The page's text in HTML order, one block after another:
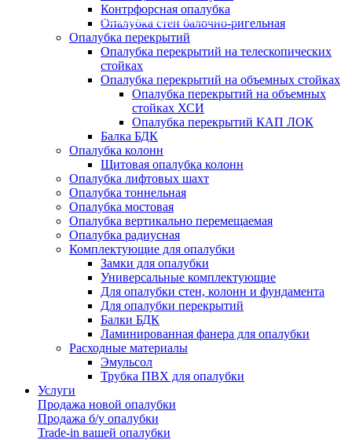
Контрфорсная опалубка
Опалубка стен балочно-ригельная
Опалубка перекрытий
Опалубка перекрытий на телескопических
стойках
Опалубка перекрытий на объемных стойках
Опалубка перекрытий на объемных
стойках ХСИ
Опалубка перекрытий КАП ЛОК
Балка БДК
Опалубка колонн
Щитовая опалубка колонн
Опалубка лифтовых шахт
Опалубка тоннельная
Опалубка мостовая
Опалубка вертикально перемещаемая
Опалубка радиусная
Комплектующие для опалубки
Замки для опалубки
Универсальные комплектующие
Для опалубки стен, колонн и фундамента
Для опалубки перекрытий
Балки БДК
Ламинированная фанера для опалубки
Расходные материалы
Эмульсол
Трубка ПВХ для опалубки
Услуги
Продажа новой опалубки
Продажа б/у опалубки
Trade-in вашей опалубки
с ндс
б/у и новая опалубка
с обратным выкупом в trade-in